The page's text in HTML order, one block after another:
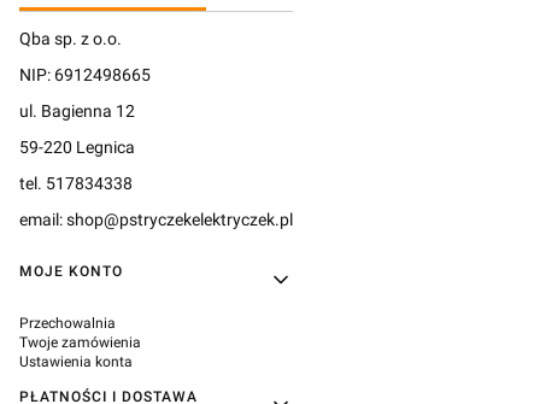
Qba sp. z o.o.
NIP: 6912498665
ul. Bagienna 12
59-220 Legnica
tel. 517834338
email: shop@pstryczekelektryczek.pl
Linki w stopce
MOJE KONTO
Przechowalnia
Twoje zamówienia
Ustawienia konta
PŁATNOŚCI I DOSTAWA